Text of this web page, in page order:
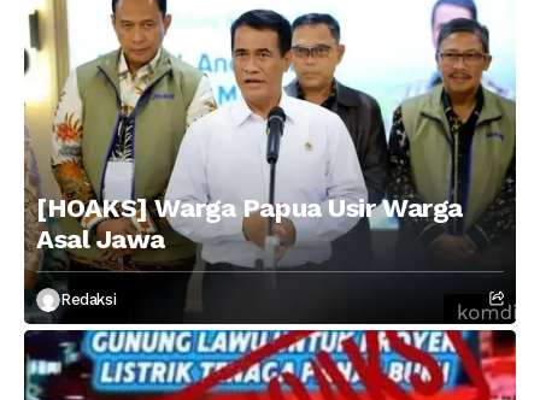
[HOAKS] Warga Papua Usir Warga
Asal Jawa
Redaksi